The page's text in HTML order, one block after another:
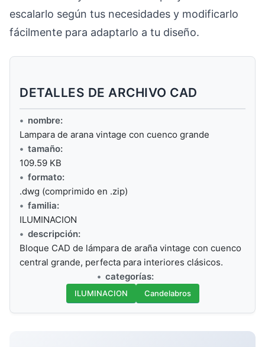
escalarlo según tus necesidades y modificarlo
fácilmente para adaptarlo a tu diseño.
DETALLES DE ARCHIVO CAD
nombre:
Lampara de arana vintage con cuenco grande
tamaño:
109.59 KB
formato:
.dwg (comprimido en .zip)
familia:
ILUMINACION
descripción:
Bloque CAD de lámpara de araña vintage con cuenco
central grande, perfecta para interiores clásicos.
categorías:
ILUMINACION Candelabros